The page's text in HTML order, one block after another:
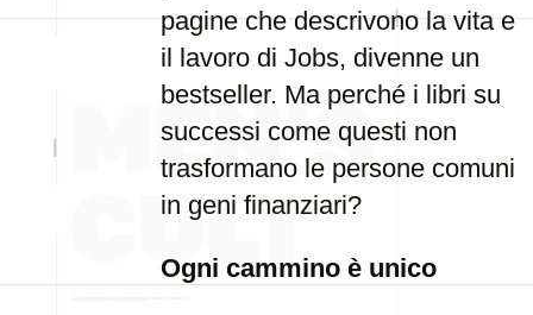
pagine che descrivono la vita e
il lavoro di Jobs, divenne un
bestseller. Ma perché i libri su
successi come questi non
trasformano le persone comuni
in geni finanziari?
Ogni cammino è unico